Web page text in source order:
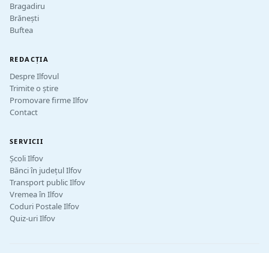
Bragadiru
Brănești
Buftea
REDACȚIA
Despre Ilfovul
Trimite o știre
Promovare firme Ilfov
Contact
SERVICII
Școli Ilfov
Bănci în județul Ilfov
Transport public Ilfov
Vremea în Ilfov
Coduri Postale Ilfov
Quiz-uri Ilfov